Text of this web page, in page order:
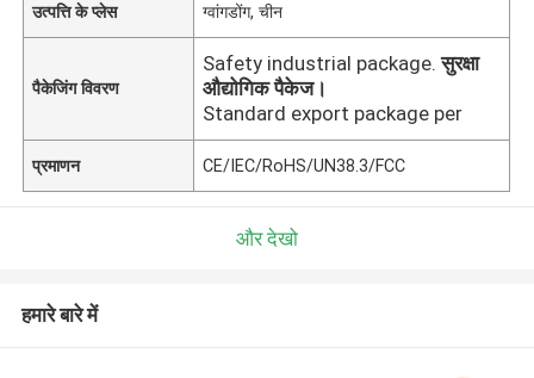
उत्पत्ति के प्लेस ग्वांगडोंग, चीन
पैकेजिंग विवरण
Safety industrial package. सुरक्षा
औद्योगिक पैकेज।
Standard export package per
प्रमाणन CE/IEC/RoHS/UN38.3/FCC
और देखो
हमारे बारे में